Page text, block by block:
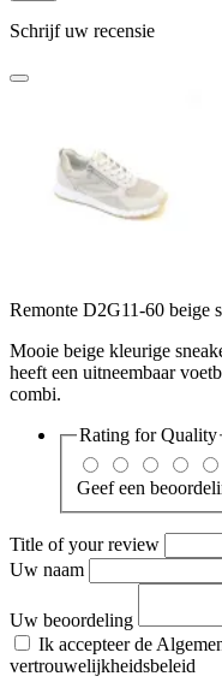
Schrijf uw recensie
Remonte D2G11-60 beige
Mooie beige kleurige
heeft een uitneembaar
combi.
Rating forQuality
Geef een
Title of your review
Uw naam
Uw beoordeling
Ik accepteer de
vertrouwelijkheidsbeleid